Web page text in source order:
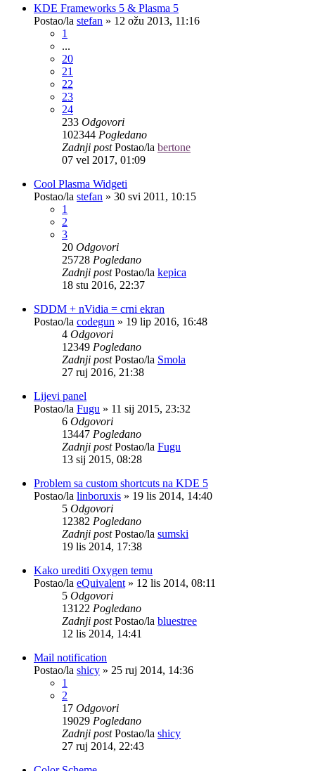
KDE Frameworks 5 & Plasma 5
Postao/la stefan » 12 ožu 2013, 11:16
1
...
20
21
22
23
24
233 Odgovori
102344 Pogledano
Zadnji postPostao/la bertone
07 vel 2017, 01:09
Cool Plasma Widgeti
Postao/la stefan » 30 svi 2011, 10:15
1
2
3
20 Odgovori
25728 Pogledano
Zadnji postPostao/la kepica
18 stu 2016, 22:37
SDDM + nVidia = crni ekran
Postao/la codegun » 19 lip 2016, 16:48
4 Odgovori
12349 Pogledano
Zadnji postPostao/la Smola
27 ruj 2016, 21:38
Lijevi panel
Postao/la Fugu » 11 sij 2015, 23:32
6 Odgovori
13447 Pogledano
Zadnji postPostao/la Fugu
13 sij 2015, 08:28
Problem sa custom shortcuts na KDE 5
Postao/la linboruxis » 19 lis 2014, 14:40
5 Odgovori
12382 Pogledano
Zadnji postPostao/la sumski
19 lis 2014, 17:38
Kako urediti Oxygen temu
Postao/la eQuivalent » 12 lis 2014, 08:11
5 Odgovori
13122 Pogledano
Zadnji postPostao/la bluestree
12 lis 2014, 14:41
Mail notification
Postao/la shicy » 25 ruj 2014, 14:36
1
2
17 Odgovori
19029 Pogledano
Zadnji postPostao/la shicy
27 ruj 2014, 22:43